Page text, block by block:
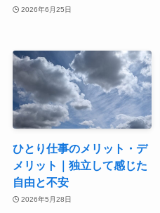
2026年6月25日
ひとり仕事のメリット・デ
メリット｜独立して感じた
自由と不安
2026年5月28日